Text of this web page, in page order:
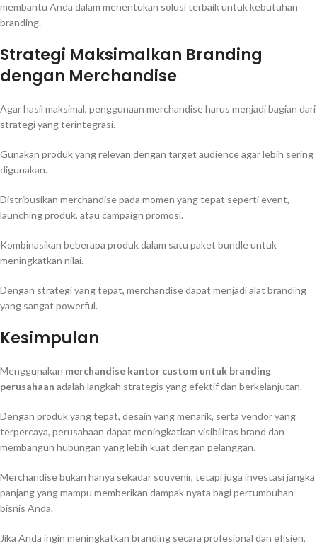
membantu Anda dalam menentukan solusi terbaik untuk kebutuhan
branding.
Strategi Maksimalkan Branding
dengan Merchandise
Agar hasil maksimal, penggunaan merchandise harus menjadi bagian dari
strategi yang terintegrasi.
Gunakan produk yang relevan dengan target audience agar lebih sering
digunakan.
Distribusikan merchandise pada momen yang tepat seperti event,
launching produk, atau campaign promosi.
Kombinasikan beberapa produk dalam satu paket bundle untuk
meningkatkan nilai.
Dengan strategi yang tepat, merchandise dapat menjadi alat branding
yang sangat powerful.
Kesimpulan
Menggunakan merchandise kantor custom untuk branding
perusahaan adalah langkah strategis yang efektif dan berkelanjutan.
Dengan produk yang tepat, desain yang menarik, serta vendor yang
terpercaya, perusahaan dapat meningkatkan visibilitas brand dan
membangun hubungan yang lebih kuat dengan pelanggan.
Merchandise bukan hanya sekadar souvenir, tetapi juga investasi jangka
panjang yang mampu memberikan dampak nyata bagi pertumbuhan
bisnis Anda.
Jika Anda ingin meningkatkan branding secara profesional dan efisien,